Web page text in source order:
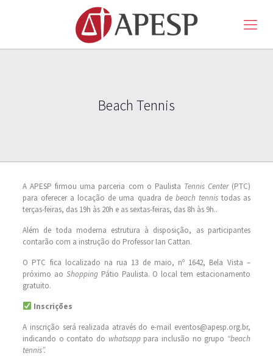
Beach Tennis
A APESP firmou uma parceria com o Paulista Tennis Center (PTC)
para oferecer a locação de uma quadra de beach tennistodas as
terças-feiras, das 19h às 20h e as sextas-feiras, das 8h às 9h..
Além de toda moderna estrutura à disposição, as participantes
contarão com a instrução do Professor Ian Cattan.
O PTC fica localizado na rua 13 de maio, nº 1642, Bela Vista –
próximo ao ShoppingPátio Paulista. O local tem estacionamento
gratuito.
Inscrições
A inscrição será realizada através do e-mail eventos@apesp.org.br,
indicando o contato do whatsapp para inclusão no grupo “beach
tennis”.